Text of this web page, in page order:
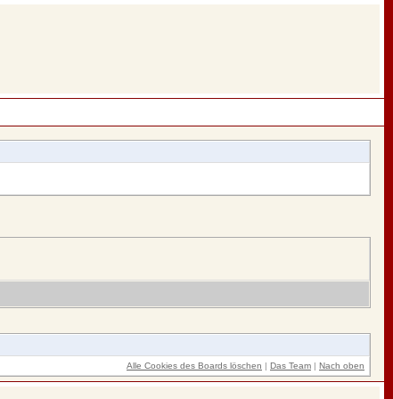
Alle Cookies des Boards löschen | Das Team | Nach oben